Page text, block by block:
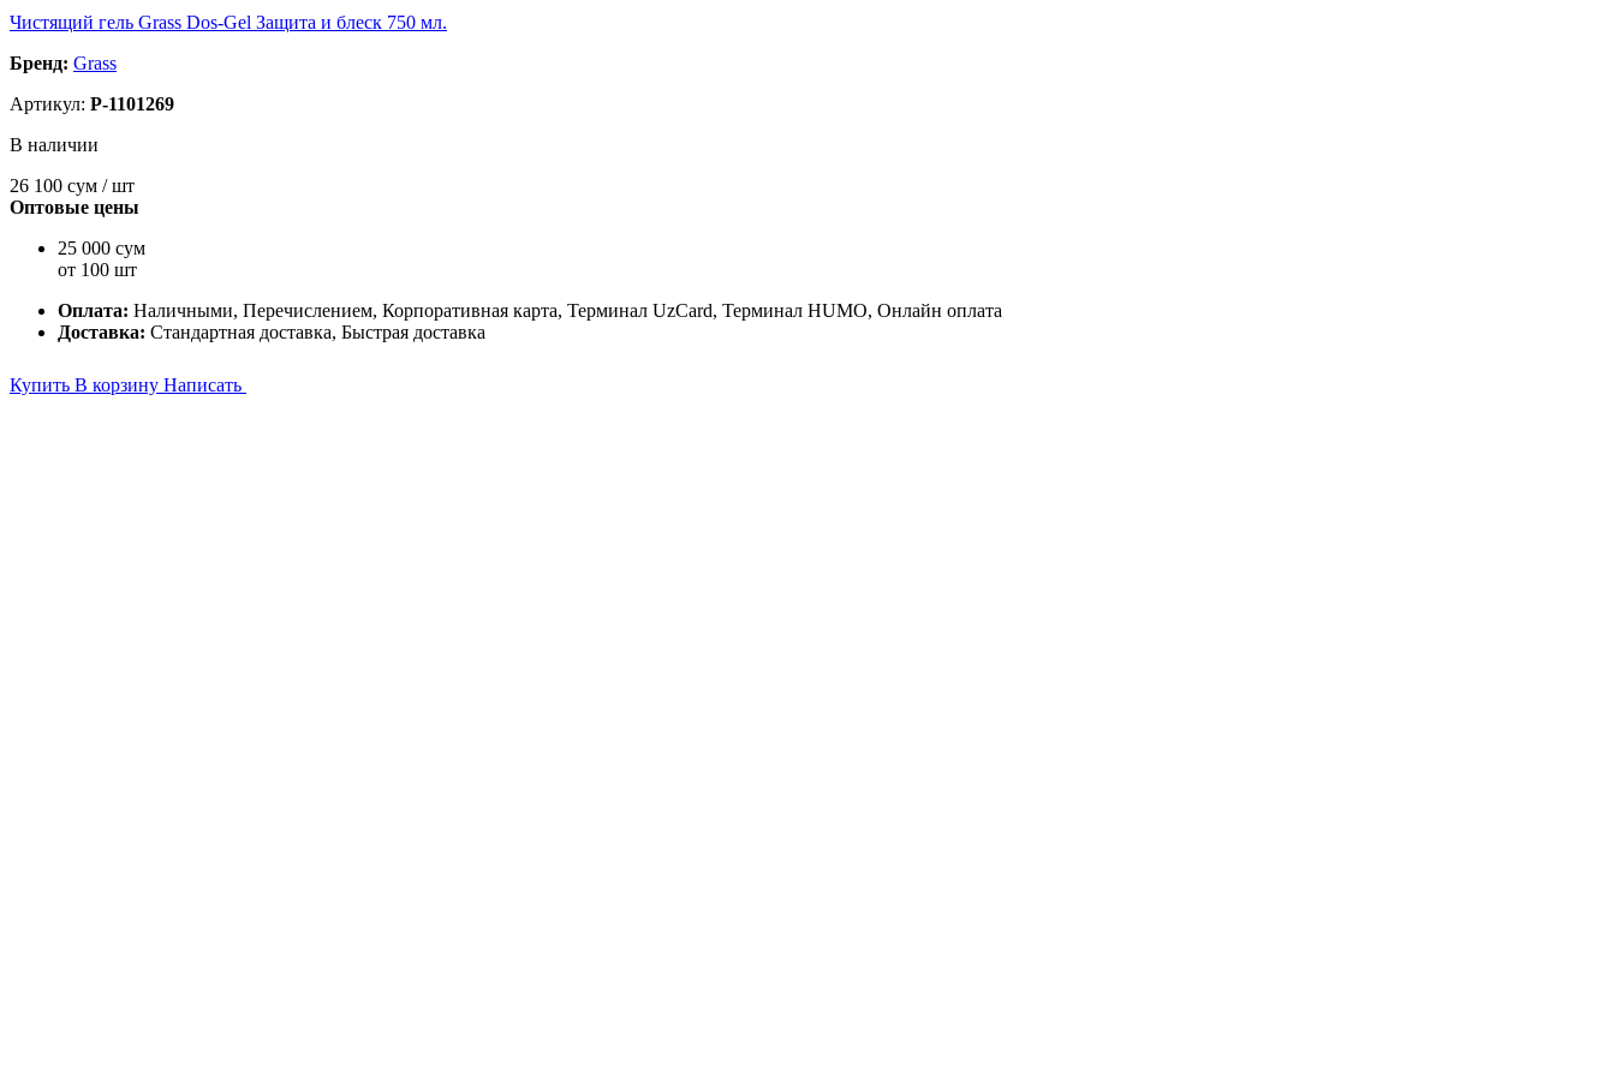
Чистящий гель Grass Dos-Gel Защита и блеск 750 мл.
Бренд: Grass
Артикул: P-1101269
В наличии
26 100 сум / шт
Оптовые цены
25 000 сум
от 100 шт
Оплата: Наличными, Перечислением, Корпоративная карта, Терминал UzCard, Терминал HUMO, Онлайн оплата
Доставка: Стандартная доставка, Быстрая доставка
Купить В корзину Написать